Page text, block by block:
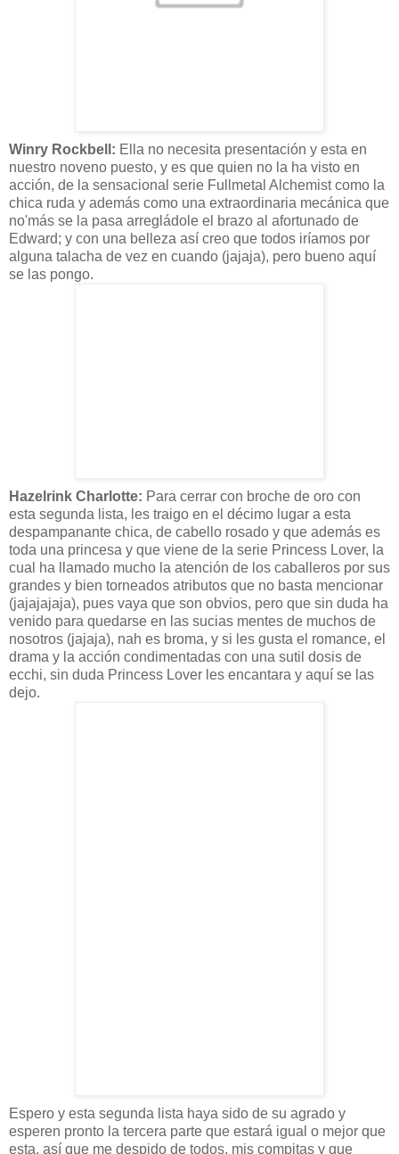
Winry Rockbell : Ella no necesita presentación y esta en
nuestro noveno puesto, y es que quien no la ha visto en
acción, de la sensacional serie Fullmetal Alchemistcomo la
chica ruda y además como una extraordinaria mecánica que
no'más se la pasa arregládole el brazo al afortunado de
Edward; y con una belleza así creo que todos iríamos por
alguna talacha de vez en cuando (jajaja), pero bueno aquí
se las pongo.
Hazelrink Charlotte: Para cerrar con broche de oro con
esta segunda lista, les traigo en el décimo lugar a esta
despampanante chica, de cabello rosado y que además es
toda una princesa y que viene de la serie Princess Lover, la
cual ha llamado mucho la atención de los caballeros por sus
grandes y bien torneados atributos que no basta mencionar
(jajajajaja), pues vaya que son obvios, pero que sin duda ha
venido para quedarse en las sucias mentes de muchos de
nosotros (jajaja), nah es broma, y si les gusta el romance, el
drama y la acción condimentadas con una sutil dosis de
ecchi, sin duda Princess Lover les encantara y aquí se las
dejo.
Espero y esta segunda lista haya sido de su agrado y
esperen pronto la tercera parte que estará igual o mejor que
esta, así que me despido de todos, mis compitas y que